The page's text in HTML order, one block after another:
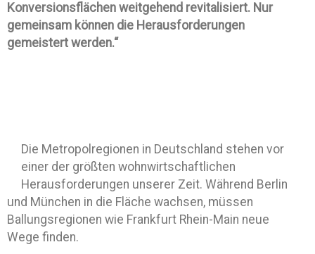
Konversionsflächen weitgehend revitalisiert. Nur
gemeinsam können die Herausforderungen
gemeistert werden.“
Die Metropolregionen in Deutschland stehen vor
einer der größten wohnwirtschaftlichen
Herausforderungen unserer Zeit. Während Berlin
und München in die Fläche wachsen, müssen
Ballungsregionen wie Frankfurt Rhein-Main neue
Wege finden.